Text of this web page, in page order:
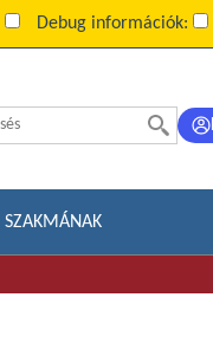
Debug információk:
SZAKMÁNAK